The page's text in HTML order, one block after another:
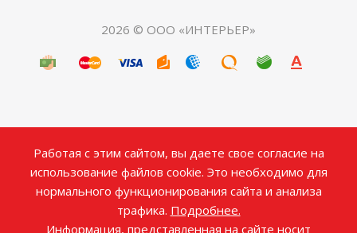
2026 © ООО «ИНТЕРЬЕР»
Работая с этим сайтом, вы даете свое согласие на
использование файлов cookie. Это необходимо для
нормального функционирования сайта и анализа
трафика. Подробнее.
Информация, представленная на сайте носит